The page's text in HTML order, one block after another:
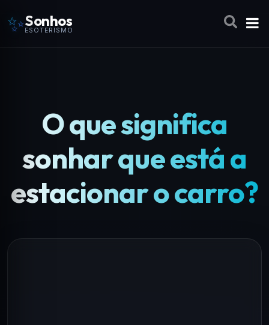
✨Sonhos
ESOTERISMO
O que significa
sonhar que está a
estacionar o carro?